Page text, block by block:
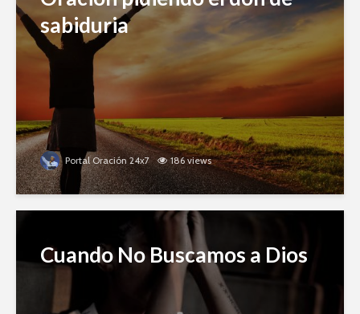
sabiduria
Portal Oración 24x7 186 views
Cuando No Buscamos a Dios